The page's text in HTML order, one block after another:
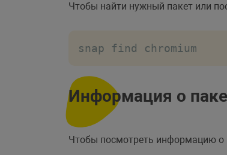
Чтобы найти нужный пакет или
snap find chromium
Информация о
Чтобы посмотреть информацию о